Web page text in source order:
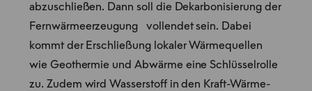
abzuschließen. Dann soll die Dekarbonisierung der
Fernwärmeerzeugung vollendet sein. Dabei
kommt der Erschließung lokaler Wärmequellen
wie Geothermie und Abwärme eine Schlüsselrolle
zu. Zudem wird Wasserstoff in den Kraft-Wärme-